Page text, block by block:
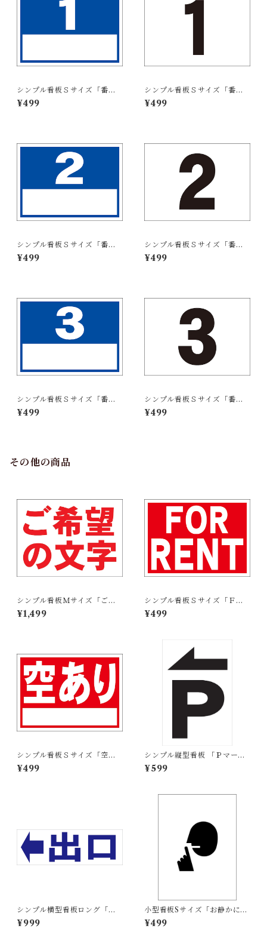
シンプル看板Ｓサイズ「番号
票１（白窓付）」【番号数
字】屋外可
¥499
シンプル看板Ｓサイズ「番号
票1」【番号数字】屋外可
¥499
シンプル看板Ｓサイズ「番号
票2（白窓付）」【番号数字】
屋外可
¥499
シンプル看板Ｓサイズ「番号
票2」【番号数字】屋外可
¥499
シンプル看板Ｓサイズ「番号
票3（白窓付）」【番号数字】
屋外可
¥499
シンプル看板Ｓサイズ「番号
票3」【番号数字】屋外可
¥499
その他の商品
シンプル看板Ｍサイズ「ご希
望の文字横型（赤字）」【オ
リジナル・オーダー】屋外可
¥1,499
シンプル看板Ｓサイズ「ＦＯ
Ｒ ＲＥＮＴ」【不動産】屋外
可
¥499
シンプル看板Ｓサイズ「空あ
り（白窓付）」【不動産】屋
外可
¥499
シンプル縦型看板 「Ｐマーク
（黒）左矢印」【駐車場】 屋
外可
¥599
シンプル横型看板ロング「出
口 左矢印(青)」【駐車場】屋
外可
¥999
小型看板Sサイズ「お静かにマ
ーク（黒）」 屋外可【その
他・マーク】
¥499